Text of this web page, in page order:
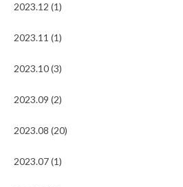
2023.12 (1)
2023.11 (1)
2023.10 (3)
2023.09 (2)
2023.08 (20)
2023.07 (1)